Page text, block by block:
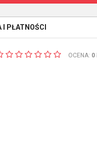
I PŁATNOŚCI
OCENA: 0